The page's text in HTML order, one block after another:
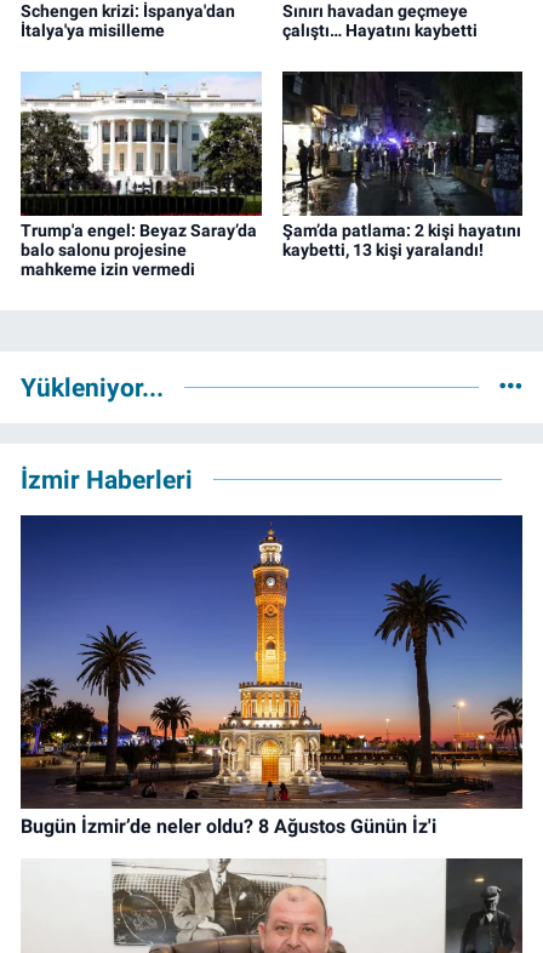
Schengen krizi: İspanya'dan
İtalya'ya misilleme
Sınırı havadan geçmeye
çalıştı… Hayatını kaybetti
Trump'a engel: Beyaz Saray’da
balo salonu projesine
mahkeme izin vermedi
Şam’da patlama: 2 kişi hayatını
kaybetti, 13 kişi yaralandı!
Yükleniyor...
İzmir Haberleri
Bugün İzmir’de neler oldu? 8 Ağustos Günün İz'i